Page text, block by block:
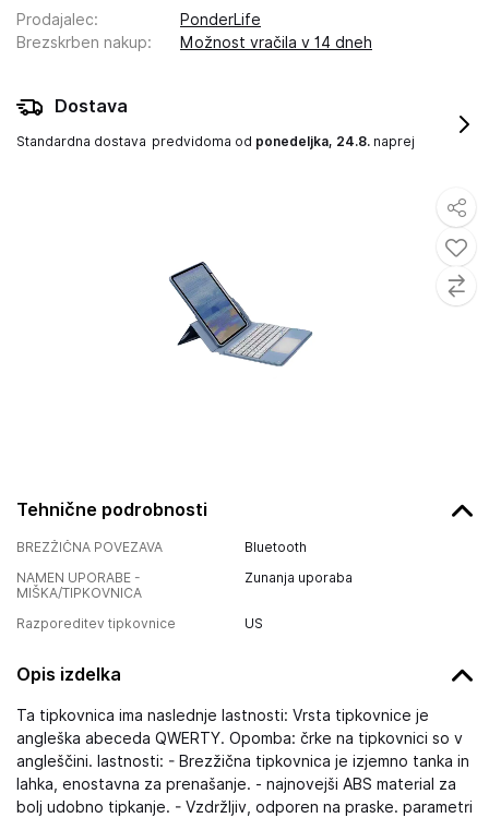
Tehnične podrobnosti
BREZŽIČNA POVEZAVA
Bluetooth
NAMEN UPORABE -
MIŠKA/TIPKOVNICA
Zunanja uporaba
Razporeditev tipkovnice US
Opis izdelka
Ta tipkovnica ima naslednje lastnosti: Vrsta tipkovnice je
angleška abeceda QWERTY. Opomba: črke na tipkovnici so v
angleščini. lastnosti: - Brezžična tipkovnica je izjemno tanka in
lahka, enostavna za prenašanje. - najnovejši ABS material za
bolj udobno tipkanje. - Vzdržljiv, odporen na praske. parametri
Prodajalec:
PonderLife
Brezskrben nakup: Možnost vračila v 14 dneh
Dostava
Standardna dostava predvidoma od ponedeljka, 24.8. naprej